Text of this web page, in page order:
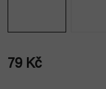
79 Kč